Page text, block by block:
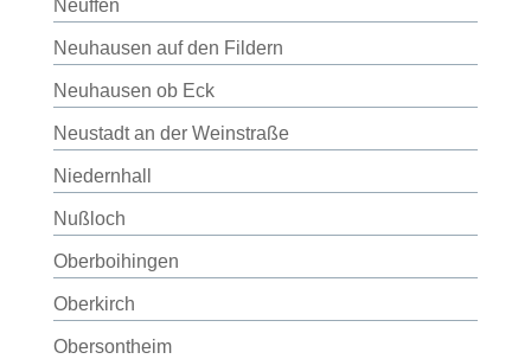
Neuffen
Neuhausen auf den Fildern
Neuhausen ob Eck
Neustadt an der Weinstraße
Niedernhall
Nußloch
Oberboihingen
Oberkirch
Obersontheim